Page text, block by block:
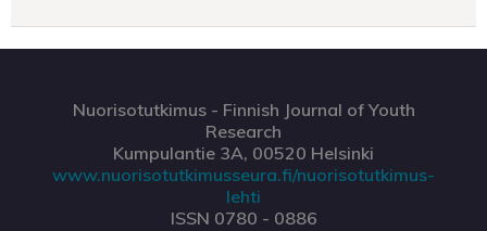
Nuorisotutkimus - Finnish Journal of Youth
Research
Kumpulantie 3A, 00520 Helsinki
www.nuorisotutkimusseura.fi/nuorisotutkimus-
lehti
ISSN 0780 - 0886